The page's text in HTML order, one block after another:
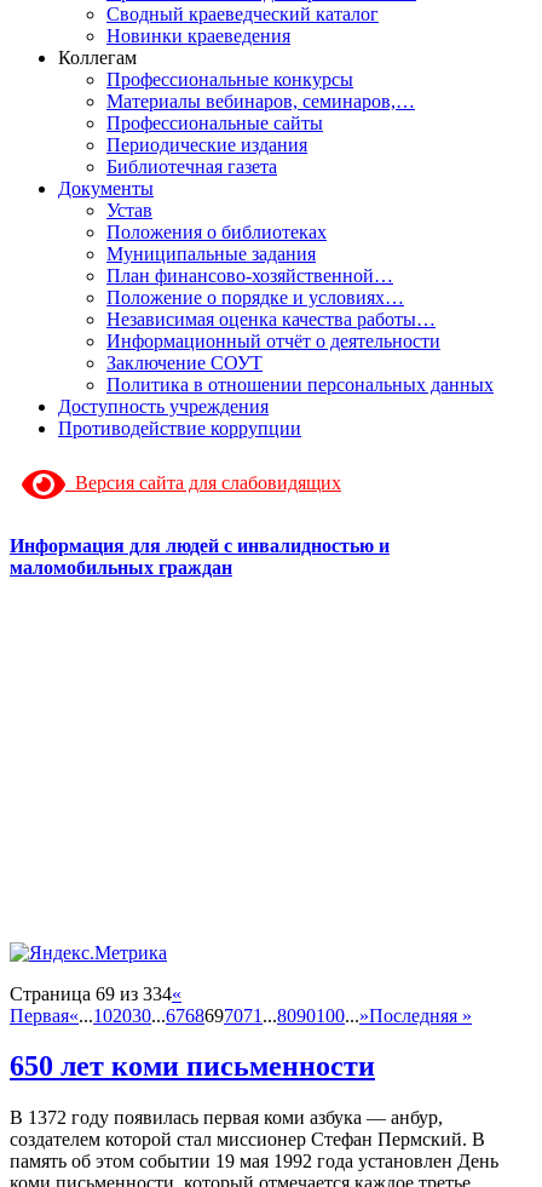
Сводный краеведческий каталог
Новинки краеведения
Коллегам
Профессиональные конкурсы
Материалы вебинаров, семинаров,…
Профессиональные сайты
Периодические издания
Библиотечная газета
Документы
Устав
Положения о библиотеках
Муниципальные задания
План финансово-хозяйственной…
Положение о порядке и условиях…
Независимая оценка качества работы…
Информационный отчёт о деятельности
Заключение СОУТ
Политика в отношении персональных данных
Доступность учреждения
Противодействие коррупции
Версия сайта для слабовидящих
Информация для людей с инвалидностью и
маломобильных граждан
Страница 69 из 334«
Первая«...102030...6768697071 ...8090100...»Последняя »
650 лет коми письменности
В 1372 году появилась первая коми азбука — анбур,
создателем которой стал миссионер Стефан Пермский. В
память об этом событии 19 мая 1992 года установлен День